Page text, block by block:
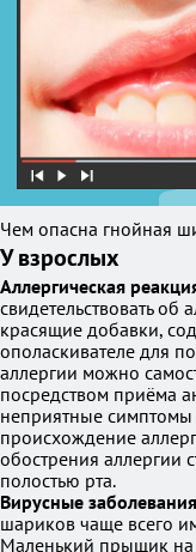
Чем опасна гнойная
У взрослых
Аллергическая
свидетельствовать
красящие добавки,
ополаскивателе для
аллергии можно
посредством приёма
неприятные симптомы
происхождение
обострения аллергии
полостью рта.
Вирусные
шариков чаще всего
Маленький прыщик на